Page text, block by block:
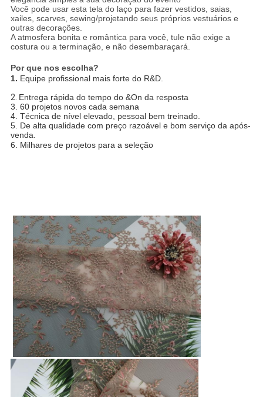
Você pode usar esta tela do laço para fazer vestidos, saias,
xailes, scarves, sewing/projetando seus próprios vestuários e
outras decorações.
A atmosfera bonita e romântica para você, tule não exige a
costura ou a terminação, e não desembaraçará.
Por que nos escolha?
1. Equipe profissional mais forte do R&D.
2. Entrega rápida do tempo do &On da resposta
3. 60 projetos novos cada semana
4. Técnica de nível elevado, pessoal bem treinado.
5. De alta qualidade com preço razoável e bom serviço da após-
venda.
6. Milhares de projetos para a seleção